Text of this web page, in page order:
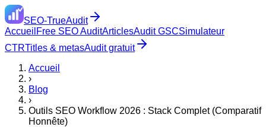
SEO-TrueAudit
Accueil Free SEO AuditArticlesAudit GSCSimulateur
CTRTitles & metasAudit gratuit
Accueil
›
Blog
›
Outils SEO Workflow 2026 : Stack Complet (Comparatif
Honnête)